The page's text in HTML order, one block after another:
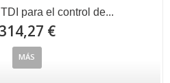
para el control de...
314,27 €
MÁS